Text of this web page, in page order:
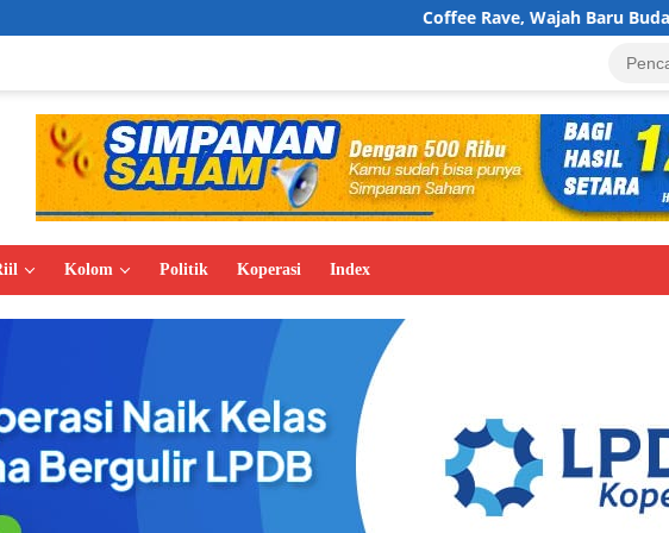
Coffee Rave, Wajah Baru Budaya Kopi di Jakarta
Kolom Politik Koperasi Index